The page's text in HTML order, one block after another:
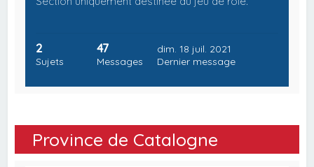
2
Sujets
47
Messages
dim. 18 juil. 2021
Dernier message
Province de Catalogne